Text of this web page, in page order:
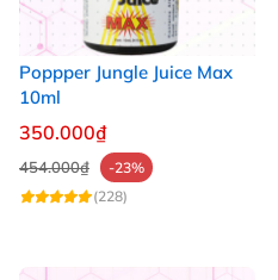
Poppper Jungle Juice Max
10ml
350.000₫
454.000₫
-23%
(228)